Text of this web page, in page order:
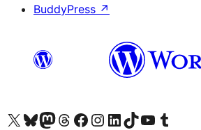
BuddyPress ↗
Visita nuestra cuenta de X (anteriormente Twitter)
Visita nuestra cuenta de Bluesky
Visita nuestra cuenta de Mastodon
Visita nuestra cuenta de Threads
Visita nuestra página de Facebook
Visita nuestra cuenta de Instagram
Visita nuestra cuenta de LinkedIn
Visita nuestra cuenta de TikTok
Visita nuestro canal de YouTube
Visita nuestra cuenta de Tumblr